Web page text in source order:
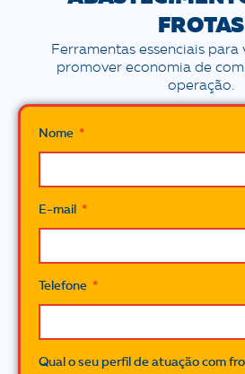
FROTAS
Ferramentas essenciais para
promover economia de
operação.
Nome
E-mail
Telefone
Qual o seu perfil de atuação com